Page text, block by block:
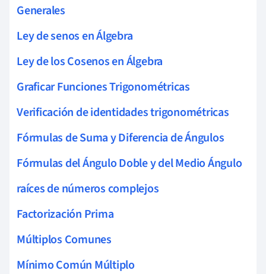
Generales
Ley de senos en Álgebra
Ley de los Cosenos en Álgebra
Graficar Funciones Trigonométricas
Verificación de identidades trigonométricas
Fórmulas de Suma y Diferencia de Ángulos
Fórmulas del Ángulo Doble y del Medio Ángulo
raíces de números complejos
Factorización Prima
Múltiplos Comunes
Mínimo Común Múltiplo